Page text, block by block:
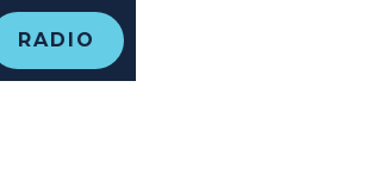
RADIO